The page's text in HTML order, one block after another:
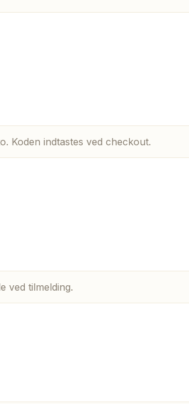
Koden indtastes ved checkout.
ved tilmelding.